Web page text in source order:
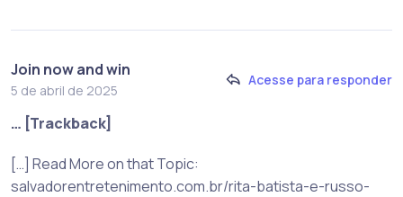
Join now and win
5 de abril de 2025
Acesse para responder
… [Trackback]
[…] Read More on that Topic:
salvadorentretenimento.com.br/rita-batista-e-russo-